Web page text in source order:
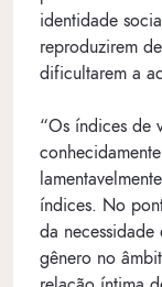
identidade
reproduzirem
dificultarem a
“Os índices de
índices. No
da
gênero no